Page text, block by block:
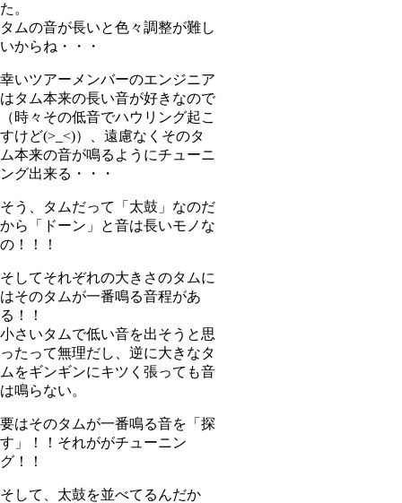
た。
タムの音が長いと色々調整が難し
いからね・・・
幸いツアーメンバーのエンジニア
はタム本来の長い音が好きなので
（時々その低音でハウリング起こ
すけど(>_<)）、遠慮なくそのタ
ム本来の音が鳴るようにチューニ
ング出来る・・・
そう、タムだって「太鼓」なのだ
から「ドーン」と音は長いモノな
の！！！
そしてそれぞれの大きさのタムに
はそのタムが一番鳴る音程があ
る！！
小さいタムで低い音を出そうと思
ったって無理だし、逆に大きなタ
ムをギンギンにキツく張っても音
は鳴らない。
要はそのタムが一番鳴る音を「探
す」！！それががチューニン
グ！！
そして、太鼓を並べてるんだか